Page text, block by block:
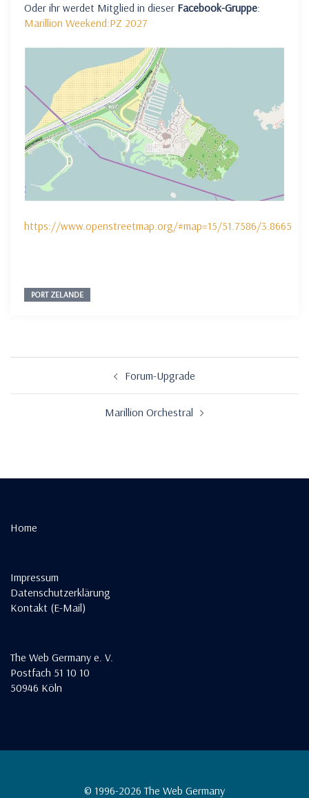
Oder ihr werdet Mitglied in dieser Facebook-Gruppe:
Marillion Weekend:PZ 2027
https://www.openstreetmap.org/#map=15/51.7586/3.8665
PORT ZELANDE
Beitragsnavigation
Forum-Upgrade
Marillion Orchestral
Home
Impressum
Datenschutzerklärung
Kontakt (E-Mail)
The Web Germany e. V.
Postfach 51 10 10
50946 Köln
© 1996-2026 The Web Germany